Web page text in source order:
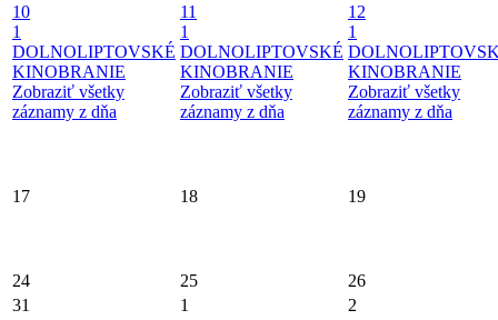
10
1
DOLNOLIPTOVSKÉ
KINOBRANIE
Zobraziť všetky
záznamy z dňa
11
1
DOLNOLIPTOVSKÉ
KINOBRANIE
Zobraziť všetky
záznamy z dňa
12
1
KINOBRANIE
Zobraziť všetky
záznamy z dňa
17 18 19
24 25
26
31
1 2